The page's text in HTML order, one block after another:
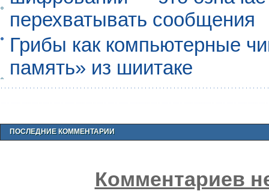
перехватывать сообщения
Грибы как компьютерные
память» из шиитаке
ПОСЛЕДНИЕ КОММЕНТАРИИ
Комментариев